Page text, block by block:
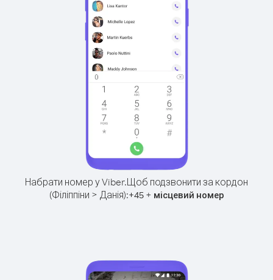
Набрати номер у Viber.Щоб подзвонити за кордон
(Філіппіни > Данія):+45+ місцевий номер